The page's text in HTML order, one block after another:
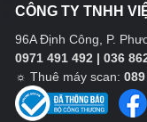
CÔNG TY TNHH
96A Định Công, P.
0971 491 492 | 036
☼ Thuê máy scan: